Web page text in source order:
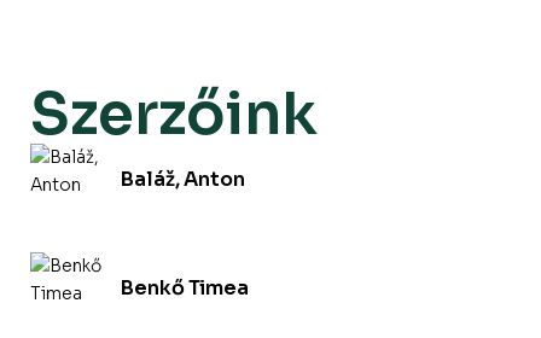
Szerzőink
Baláž, Anton
Benkő Timea